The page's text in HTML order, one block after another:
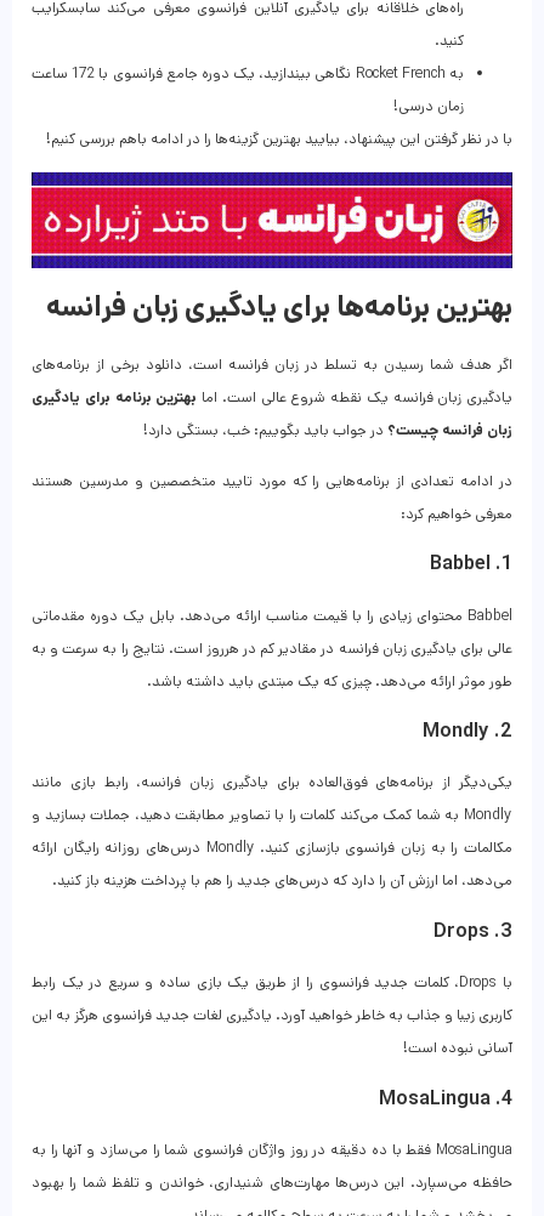
راه‌های خلاقانه برای یادگیری آنلاین فرانسوی معرفی می‌کند سابسکرایب
کنید.
به Rocket French نگاهی بیندازید، یک دوره جامع فرانسوی با 172 ساعت
زمان درسی!
با در نظر گرفتن این پیشنهاد، بیایید بهترین گزینه‌ها را در ادامه باهم بررسی کنیم!
بهترین برنامه‌ها برای یادگیری زبان فرانسه
اگر هدف شما رسیدن به تسلط در زبان فرانسه است، دانلود برخی از برنامه‌های
یادگیری زبان فرانسه یک نقطه شروع عالی است. اما بهترین برنامه برای یادگیری
زبان فرانسه چیست؟ در جواب باید بگوییم: خب، بستگی دارد!
در ادامه تعدادی از برنامه‌هایی را که مورد تایید متخصصین و مدرسین هستند
معرفی خواهیم کرد:
1. Babbel
Babbel محتوای زیادی را با قیمت مناسب ارائه می‌دهد. بابل یک دوره مقدماتی
عالی برای یادگیری زبان فرانسه در مقادیر کم در هرروز است. نتایج را به سرعت و به
طور موثر ارائه می‌دهد. چیزی که یک مبتدی باید داشته باشد.
2. Mondly
یکی‌دیگر از برنامه‌های فوق‌العاده برای یادگیری زبان فرانسه، رابط بازی مانند
Mondly به شما کمک می‌کند کلمات را با تصاویر مطابقت دهید، جملات بسازید و
مکالمات را به زبان فرانسوی بازسازی کنید. Mondly درس‌های روزانه رایگان ارائه
می‌دهد، اما ارزش آن را دارد که درس‌های جدید را هم با پرداخت هزینه باز کنید.
3. Drops
با Drops، کلمات جدید فرانسوی را از طریق یک بازی ساده و سریع در یک رابط
کاربری زیبا و جذاب به خاطر خواهید آورد. یادگیری لغات جدید فرانسوی هرگز به این
آسانی نبوده است!
4. MosaLingua
MosaLingua فقط با ده دقیقه در روز واژگان فرانسوی شما را می‌سازد و آنها را به
حافظه می‌سپارد. این درس‌ها مهارت‌های شنیداری، خواندن و تلفظ شما را بهبود